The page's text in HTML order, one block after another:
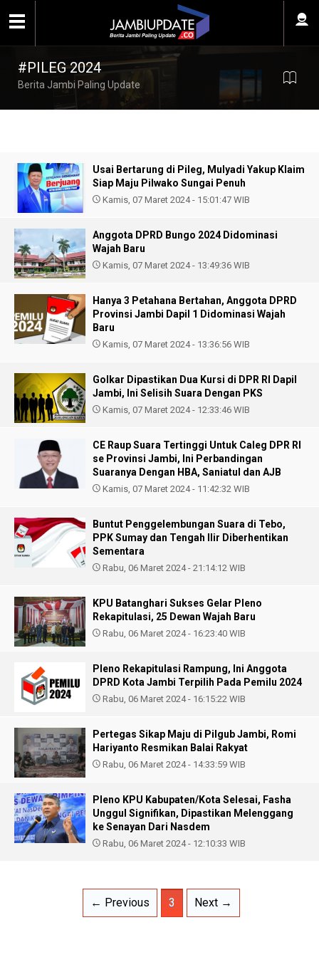
#PILEG 2024
Berita Jambi Paling Update
Usai Bertarung di Pileg, Mulyadi Yakup Klaim
Siap Maju Pilwako Sungai Penuh
Kamis, 07 Maret 2024 - 15:01:47 WIB
Anggota DPRD Bungo 2024 Didominasi
Wajah Baru
Kamis, 07 Maret 2024 - 13:49:36 WIB
Hanya 3 Petahana Bertahan, Anggota DPRD
Provinsi Jambi Dapil 1 Didominasi Wajah
Baru
Kamis, 07 Maret 2024 - 13:36:56 WIB
Golkar Dipastikan Dua Kursi di DPR RI Dapil
Jambi, Ini Selisih Suara Dengan PKS
Kamis, 07 Maret 2024 - 12:33:46 WIB
CE Raup Suara Tertinggi Untuk Caleg DPR RI
se Provinsi Jambi, Ini Perbandingan
Suaranya Dengan HBA, Saniatul dan AJB
Kamis, 07 Maret 2024 - 11:42:32 WIB
Buntut Penggelembungan Suara di Tebo,
PPK Sumay dan Tengah Ilir Diberhentikan
Sementara
Rabu, 06 Maret 2024 - 21:14:12 WIB
KPU Batanghari Sukses Gelar Pleno
Rekapitulasi, 25 Dewan Wajah Baru
Rabu, 06 Maret 2024 - 16:23:40 WIB
Pleno Rekapitulasi Rampung, Ini Anggota
DPRD Kota Jambi Terpilih Pada Pemilu 2024
Rabu, 06 Maret 2024 - 16:15:22 WIB
Pertegas Sikap Maju di Pilgub Jambi, Romi
Hariyanto Resmikan Balai Rakyat
Rabu, 06 Maret 2024 - 14:33:59 WIB
Pleno KPU Kabupaten/Kota Selesai, Fasha
Unggul Signifikan, Dipastikan Melenggang
ke Senayan Dari Nasdem
Rabu, 06 Maret 2024 - 12:10:33 WIB
← Previous 3 Next →